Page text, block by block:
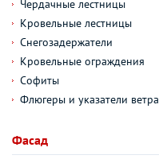
Чердачные лестницы
Кровельные лестницы
Снегозадержатели
Кровельные ограждения
Софиты
Флюгеры и указатели ветра
Фасад